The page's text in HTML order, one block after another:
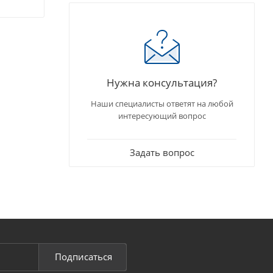
Нужна консультация?
Наши специалисты ответят на любой
интересующий вопрос
Задать вопрос
Подписаться